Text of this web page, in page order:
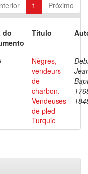
1 Próximo
do
Título
Nègres,
vendeurs
de
charbon.
Vendeuses
de pled
Turquie